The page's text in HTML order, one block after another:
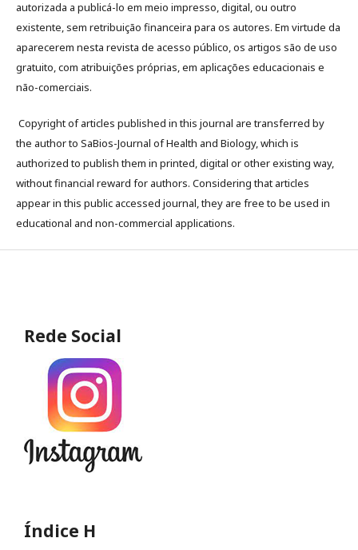
autorizada a publicá-lo em meio impresso, digital, ou outro
existente, sem retribuição financeira para os autores. Em virtude da
aparecerem nesta revista de acesso público, os artigos são de uso
gratuito, com atribuições próprias, em aplicações educacionais e
não-comerciais.
Copyright of articles published in this journal are transferred by
the author to SaBios-Journal of Health and Biology, which is
authorized to publish them in printed, digital or other existing way,
without financial reward for authors. Considering that articles
appear in this public accessed journal, they are free to be used in
educational and non-commercial applications.
Rede Social
Índice H